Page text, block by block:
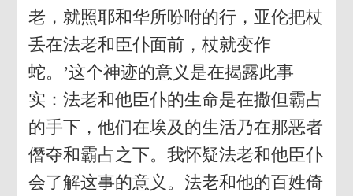
老，就照耶和华所吩咐的行，亚伦把杖
丢在法老和臣仆面前，杖就变作
蛇。’这个神迹的意义是在揭露此事
实：法老和他臣仆的生命是在撒但霸占
的手下，他们在埃及的生活乃在那恶者
僭夺和霸占之下。我怀疑法老和他臣仆
会了解这事的意义。法老和他的百姓倚